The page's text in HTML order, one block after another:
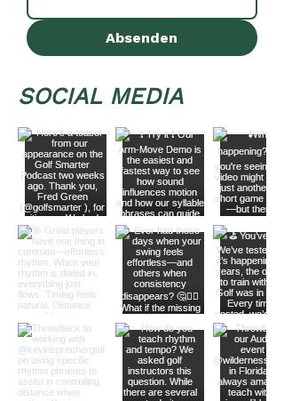
Absenden
SOCIAL MEDIA